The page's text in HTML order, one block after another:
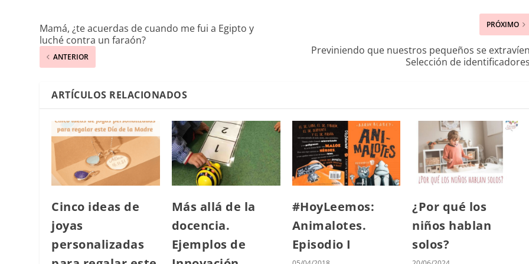
Mamá, ¿te acuerdas de cuando me fui a Egipto y
luché contra un faraón?
ANTERIOR
PRÓXIMO
Previniendo que nuestros pequeños se
Selección de
ARTÍCULOS RELACIONADOS
Cinco ideas de
joyas
personalizadas
Más allá de la
docencia.
Ejemplos de
#HoyLeemos:
Animalotes.
Episodio I
¿Por qué los
niños hablan
solos?